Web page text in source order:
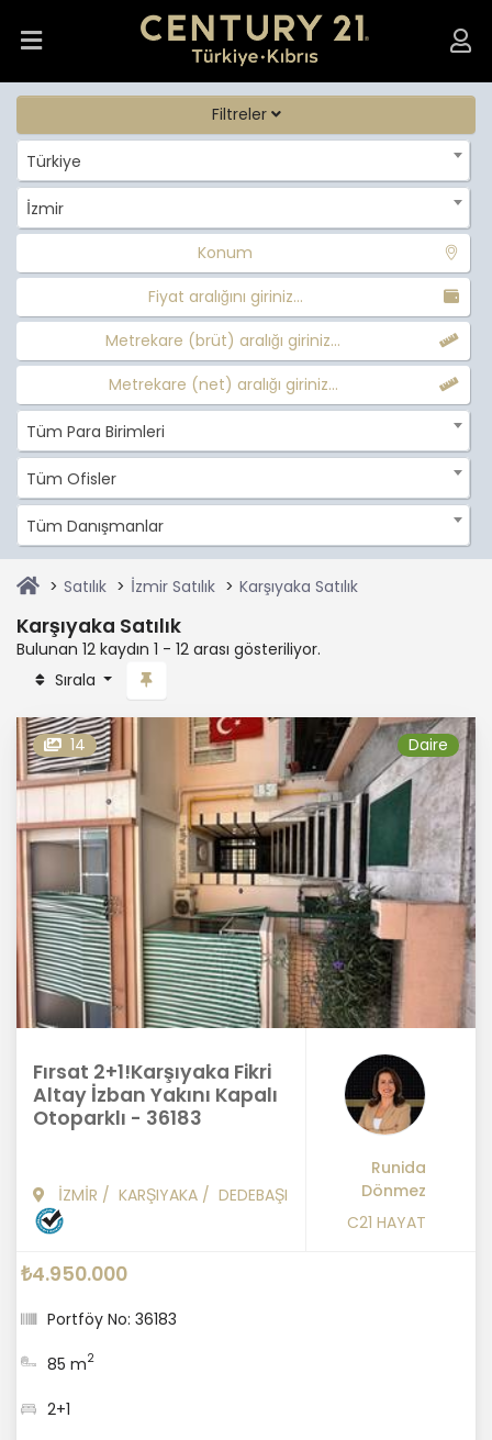
Filtreler
Türkiye
İzmir
Konum
Fiyat aralığını giriniz...
Metrekare (brüt) aralığı giriniz...
Metrekare (net) aralığı giriniz...
Tüm Para Birimleri
Tüm Ofisler
Tüm Danışmanlar
Satılık İzmir Satılık Karşıyaka Satılık
Karşıyaka Satılık
Bulunan 12 kaydın 1 - 12 arası gösteriliyor.
Sırala
14 Daire
Fırsat 2+1!Karşıyaka Fikri
Altay İzban Yakını Kapalı
Otoparklı - 36183
İZMİR / KARŞIYAKA / DEDEBAŞI
Runida
Dönmez
C21 HAYAT
₺4.950.000
Portföy No: 36183
85 m2
2+1